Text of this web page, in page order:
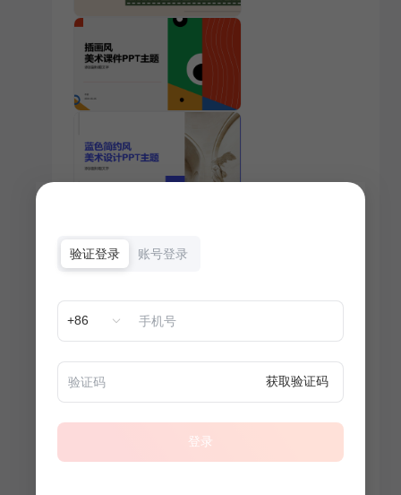
验证登录 账号登录
+86
获取验证码
登录